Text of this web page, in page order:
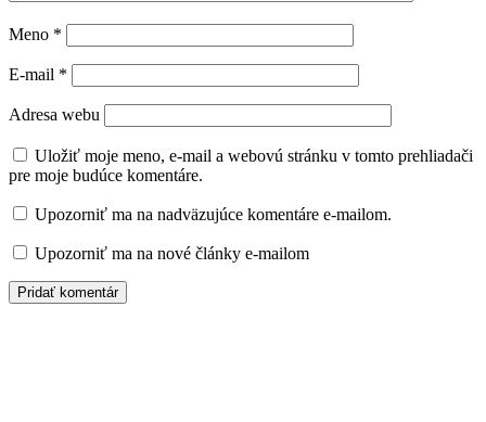
Meno *
E-mail *
Adresa webu
Uložiť moje meno, e-mail a webovú stránku v tomto prehliadači
pre moje budúce komentáre.
Upozorniť ma na nadväzujúce komentáre e-mailom.
Upozorniť ma na nové články e-mailom